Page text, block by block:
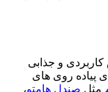
کاربردی و جذابی
پیاده روی های
مثل صندل هامتو،